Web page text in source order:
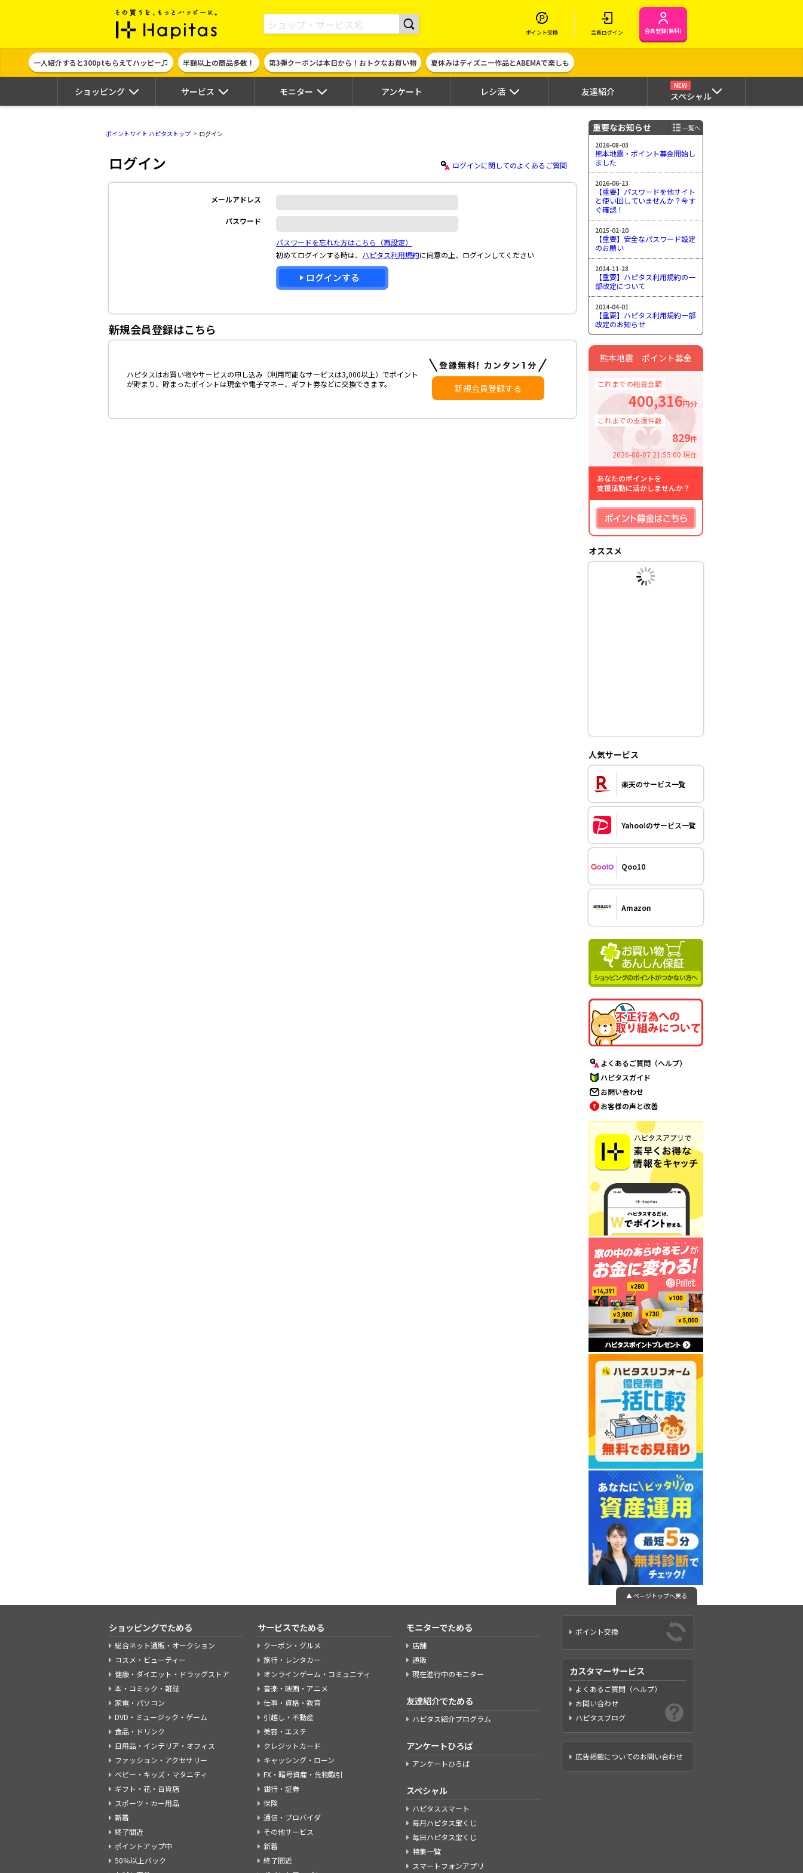
ポイント貯めて現金やギフト券に交換できるポイントサイト | ハピタス
ポイント交換 会員ログイン 会員登録(無料)
一人紹介すると300ptもらえてハッピー♫ 半額以上の商品多数！ 第3弾クーポンは本日から！おトクなお買い物 夏休みはディズニー作品とABEMAで楽しも
ショッピング サービス モニター アンケート レシ活 友達紹介
NEW
スペシャル
ポイントサイト ハピタストップ ログイン
ログイン ログインに関してのよくあるご質問
メールアドレス
パスワード
パスワードを忘れた方はこちら（再設定）
初めてログインする時は、 ハピタス利用規約に同意の上、ログインしてください
新規会員登録はこちら
ハピタスはお買い物やサービスの申し込み（利用可能なサービスは3,000以上）でポイント
が貯まり、貯まったポイントは現金や電子マネー、ギフト券などに交換できます。
新規会員登録する
重要なお知らせ
一覧へ
2026-08-03
熊本地震・ポイント募金開始し
ました
2026-06-23
【重要】パスワードを他サイト
と使い回していませんか？今す
ぐ確認！
2025-02-20
【重要】安全なパスワード設定
のお願い
2024-11-28
【重要】ハピタス利用規約の一
部改定について
2024-04-01
【重要】ハピタス利用規約一部
改定のお知らせ
熊本地震 ポイント募金
これまでの総募金額
400,316円分
これまでの支援件数
829件
2026-08-07 21:55:00 現在
あなたのポイントを
支援活動に活かしませんか？
オススメ
人気サービス
楽天のサービス一覧
Yahoo!のサービス一覧
Qoo10
Amazon
よくあるご質問（ヘルプ）
ハピタスガイド
お問い合わせ
お客様の声と改善
▲ ページトップへ戻る
ショッピングでためる
総合ネット通販・オークション
コスメ・ビューティー
健康・ダイエット・ドラッグストア
本・コミック・雑誌
家電・パソコン
DVD・ミュージック・ゲーム
食品・ドリンク
日用品・インテリア・オフィス
ファッション・アクセサリー
ベビー・キッズ・マタニティ
ギフト・花・百貨店
スポーツ・カー用品
新着
終了間近
ポイントアップ中
50％以上バック
サービスでためる
クーポン・グルメ
旅行・レンタカー
オンラインゲーム・コミュニティ
音楽・映画・アニメ
仕事・資格・教育
引越し・不動産
美容・エステ
クレジットカード
キャッシング・ローン
FX・暗号資産・先物取引
銀行・証券
保険
通信・プロバイダ
その他サービス
新着
終了間近
モニターでためる
店舗
通販
現在進行中のモニター
友達紹介でためる
ハピタス紹介プログラム
アンケートひろば
アンケートひろば
スペシャル
ハピタススマート
毎月ハピタス宝くじ
毎日ハピタス宝くじ
特集一覧
スマートフォンアプリ
ポイント交換
カスタマーサービス
よくあるご質問（ヘルプ）
お問い合わせ
ハピタスブログ
広告掲載についてのお問い合わせ